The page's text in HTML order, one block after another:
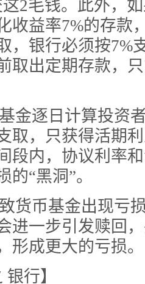
2毛钱。此外，
收益率7%的存款
，银行必须按7%
取出定期存款，
逐日计算投资者
取，只获得活期
段内，协议利率
“黑洞”。
币基金出现亏损
进一步引发赎回
形成更大的亏损。
行】